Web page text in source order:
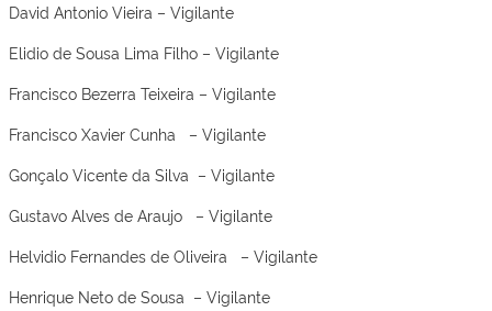
David Antonio Vieira – Vigilante
Elidio de Sousa Lima Filho – Vigilante
Francisco Bezerra Teixeira – Vigilante
Francisco Xavier Cunha – Vigilante
Gonçalo Vicente da Silva – Vigilante
Gustavo Alves de Araujo – Vigilante
Helvidio Fernandes de Oliveira – Vigilante
Henrique Neto de Sousa – Vigilante